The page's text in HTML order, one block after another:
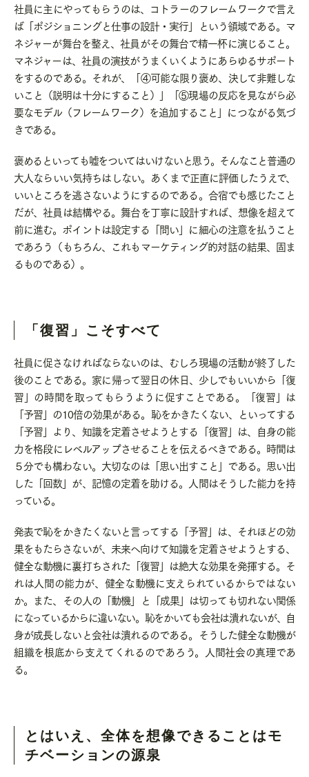
社員に主にやってもらうのは、コトラーのフレームワークで言え
ば「ポジショニングと仕事の設計・実行」という領域である。マ
ネジャーが舞台を整え、社員がその舞台で精一杯に演じること。
マネジャーは、社員の演技がうまくいくようにあらゆるサポート
をするのである。それが、「④可能な限り褒め、決して非難しな
いこと（説明は十分にすること）」「⑤現場の反応を見ながら必
要なモデル（フレームワーク）を追加すること」につながる気づ
きである。
褒めるといっても嘘をついてはいけないと思う。そんなこと普通の
大人ならいい気持ちはしない。あくまで正直に評価したうえで、
いいところを逃さないようにするのである。合宿でも感じたこと
だが、社員は結構やる。舞台を丁寧に設計すれば、想像を超えて
前に進む。ポイントは設定する「問い」に細心の注意を払うこと
であろう（もちろん、これもマーケティング的対話の結果、固ま
るものである）。
「復習」こそすべて
社員に促さなければならないのは、むしろ現場の活動が終了した
後のことである。家に帰って翌日の休日、少しでもいいから「復
習」の時間を取ってもらうように促すことである。「復習」は
「予習」の10倍の効果がある。恥をかきたくない、といってする
「予習」より、知識を定着させようとする「復習」は、自身の能
力を格段にレベルアップさせることを伝えるべきである。時間は
５分でも構わない。大切なのは「思い出すこと」である。思い出
した「回数」が、記憶の定着を助ける。人間はそうした能力を持
っている。
発表で恥をかきたくないと言ってする「予習」は、それほどの効
果をもたらさないが、未来へ向けて知識を定着させようとする、
健全な動機に裏打ちされた「復習」は絶大な効果を発揮する。そ
れは人間の能力が、健全な動機に支えられているからではない
か。また、その人の「動機」と「成果」は切っても切れない関係
になっているからに違いない。恥をかいても会社は潰れないが、自
身が成長しないと会社は潰れるのである。そうした健全な動機が
組織を根底から支えてくれるのであろう。人間社会の真理であ
る。
とはいえ、全体を想像できることはモ
チベーションの源泉